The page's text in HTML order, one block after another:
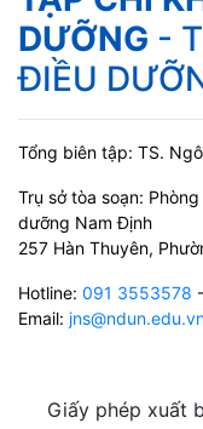
DƯỠNG -
ĐIỀU
Tổng biên tập: TS.
Trụ sở tòa soạn:
dưỡng Nam Định
257 Hàn Thuyên,
Hotline: 091 3553578
Email:
Giấy phép xuất